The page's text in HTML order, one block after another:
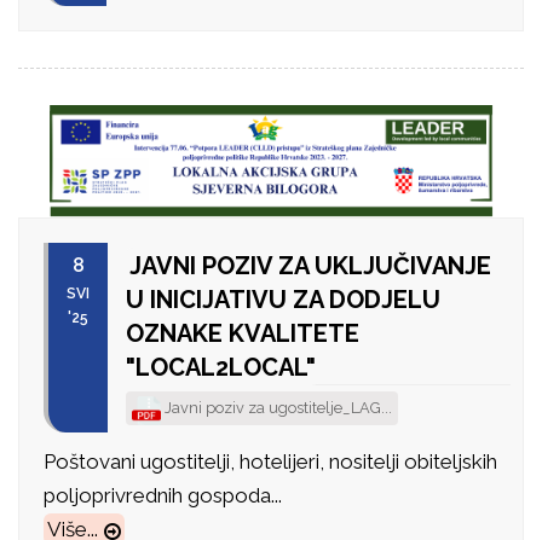
8
SVI
'25
JAVNI POZIV ZA UKLJUČIVANJE
U INICIJATIVU ZA DODJELU
OZNAKE KVALITETE
"LOCAL2LOCAL"
Javni poziv za ugostitelje_LAG...
Poštovani ugostitelji, hotelijeri, nositelji obiteljskih
poljoprivrednih gospoda...
Više...